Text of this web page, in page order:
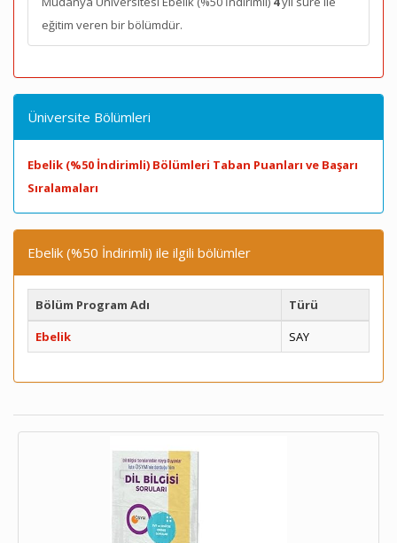
eğitim veren bir bölümdür.
Üniversite Bölümleri
Ebelik (%50 İndirimli) Bölümleri Taban Puanları ve Başarı
Sıralamaları
Ebelik (%50 İndirimli) ile ilgili bölümler
Bölüm Program Adı
Türü
Ebelik
SAY